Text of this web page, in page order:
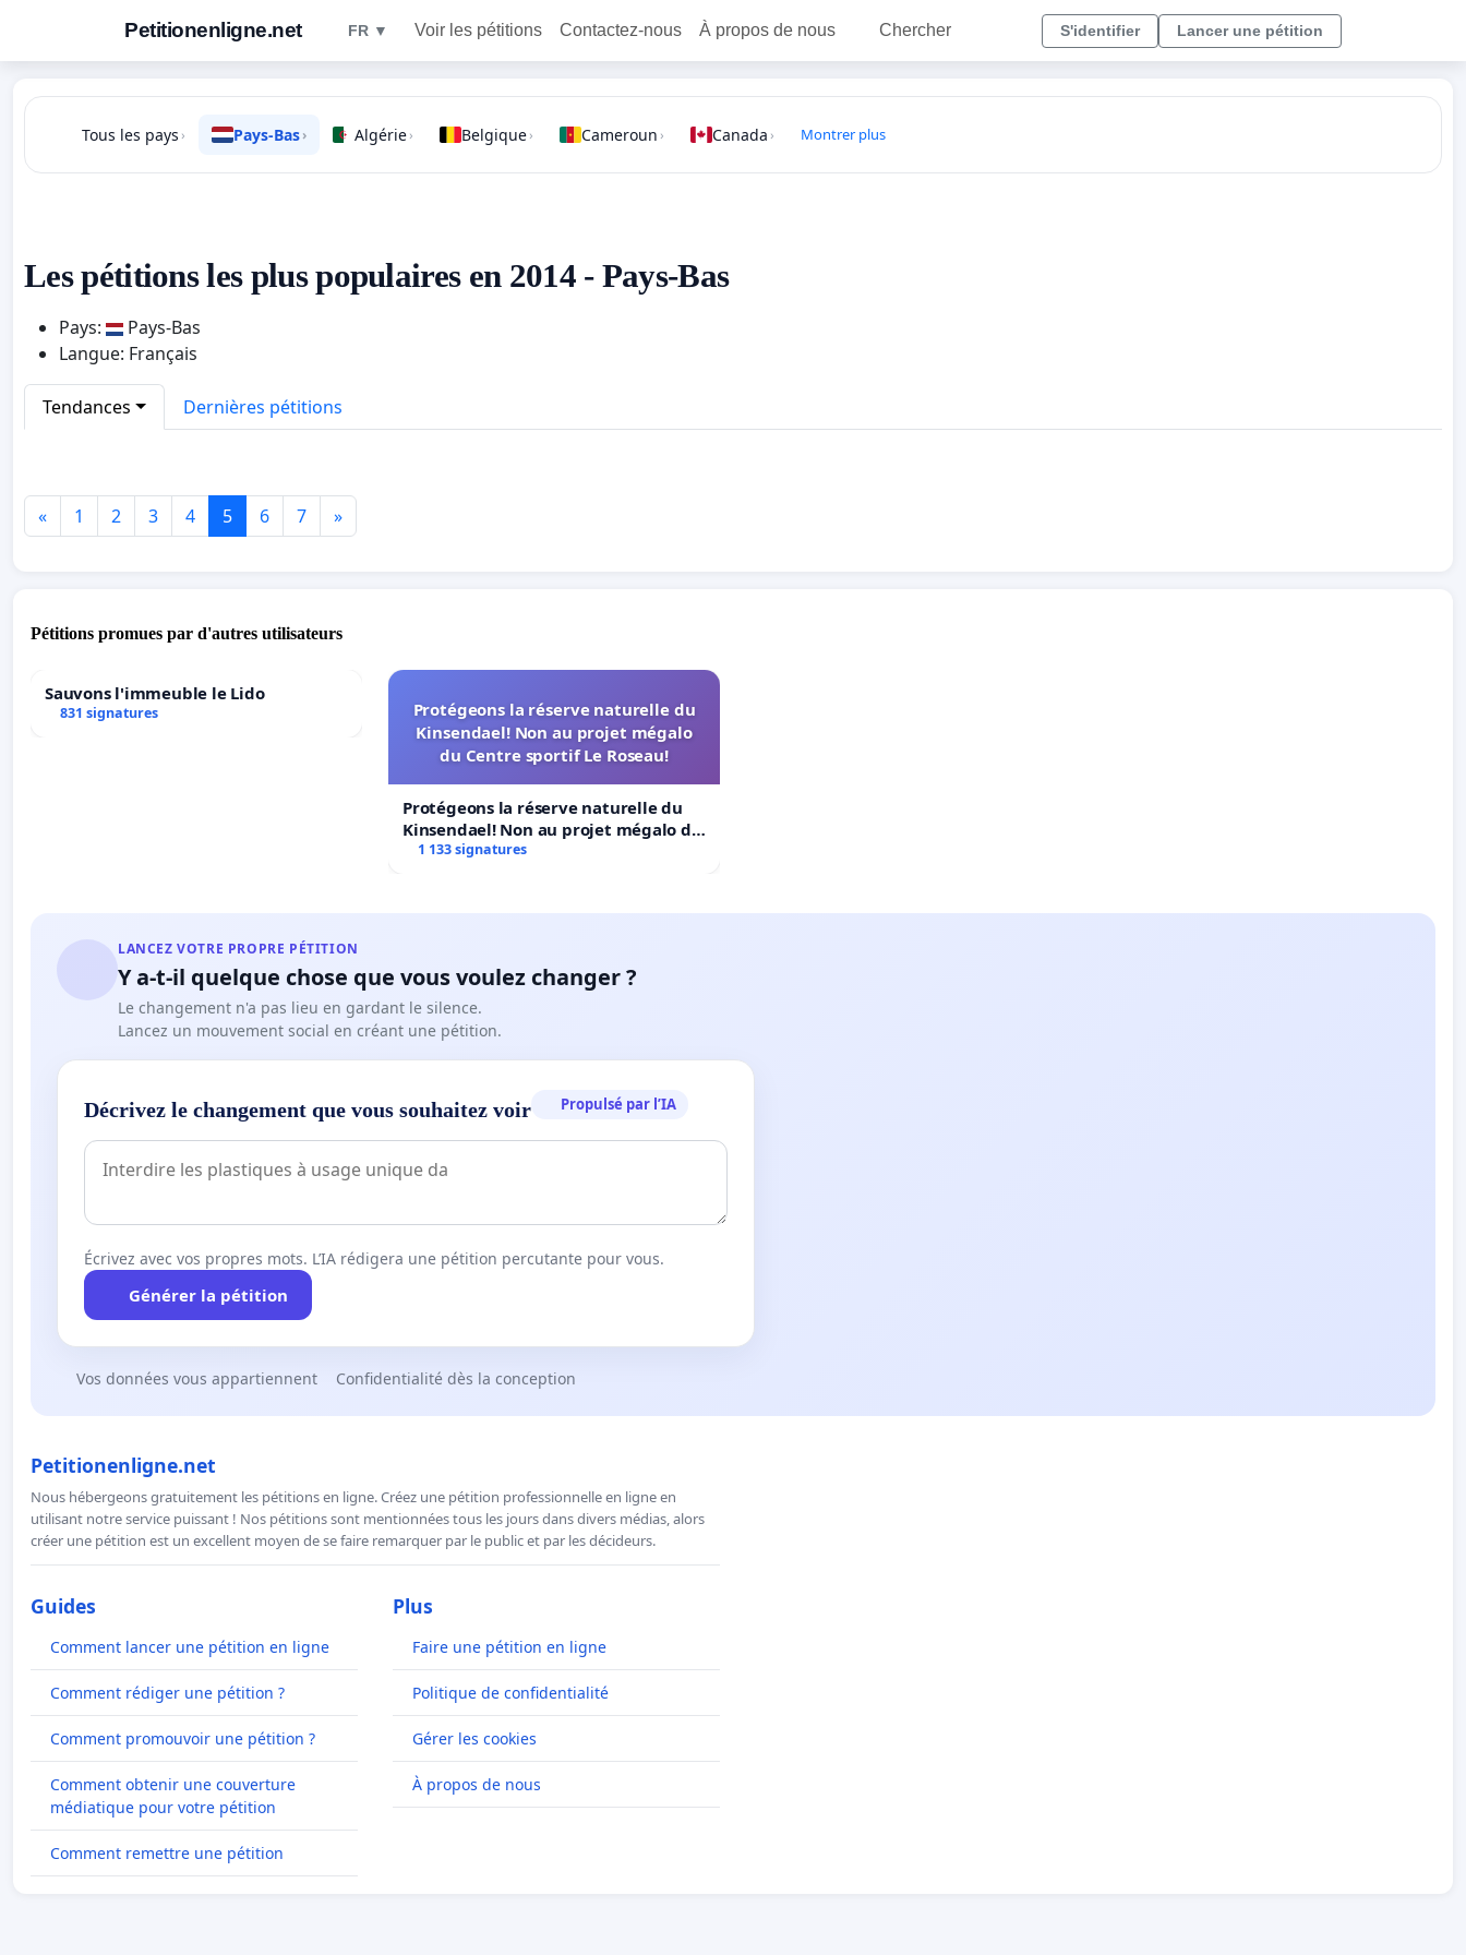
Petitionenligne.net FR ▼ Voir les pétitions Contactez-nous À propos de nous Chercher S'identifier Lancer une pétition
Tous les pays › Pays-Bas› Algérie› Belgique› Cameroun › Canada › Montrer plus
Les pétitions les plus populaires en 2014 - Pays-Bas
Pays:
Pays-Bas
Langue: Français
Tendances Dernières pétitions
« 1 2 3 4 5 6 7 »
Pétitions promues par d'autres utilisateurs
Sauvons l'immeuble le Lido
831 signatures
Protégeons la réserve naturelle du
Kinsendael! Non au projet mégalo
du Centre sportif Le Roseau!
Protégeons la réserve naturelle du
Kinsendael! Non au projet mégalo du
Centre sportif Le Roseau!
1 133 signatures
LANCEZ VOTRE PROPRE PÉTITION
Y a-t-il quelque chose que vous voulez changer ?
Le changement n'a pas lieu en gardant le silence.
Lancez un mouvement social en créant une pétition.
Décrivez le changement que vous souhaitez voir Propulsé par l’IA
Écrivez avec vos propres mots. L’IA rédigera une pétition percutante pour vous.
Générer la pétition
Vos données vous appartiennent Confidentialité dès la conception
Petitionenligne.net
Nous hébergeons gratuitement les pétitions en ligne. Créez une pétition professionnelle en ligne en
utilisant notre service puissant ! Nos pétitions sont mentionnées tous les jours dans divers médias, alors
créer une pétition est un excellent moyen de se faire remarquer par le public et par les décideurs.
Guides
Comment lancer une pétition en ligne
Comment rédiger une pétition ?
Comment promouvoir une pétition ?
Comment obtenir une couverture
médiatique pour votre pétition
Comment remettre une pétition
Plus
Faire une pétition en ligne
Politique de confidentialité
Gérer les cookies
À propos de nous